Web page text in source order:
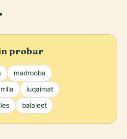
probar
madrooba
luqaimat
balaleet